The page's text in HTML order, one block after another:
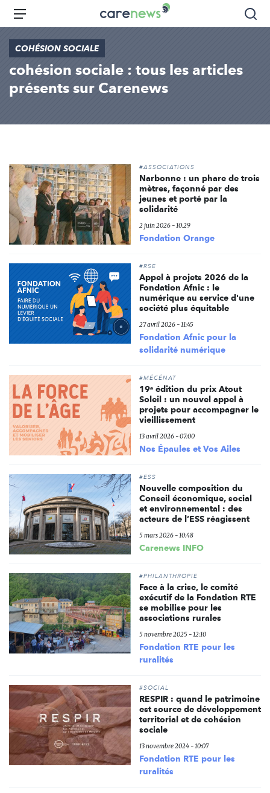
Aller
principal
Carenews,
Le
média
acteurs
de
l'engagement
Menu
COHÉSION SOCIALE
cohésion sociale : tous les articles
présents sur Carenews
#ASSOCIATIONS
Narbonne : un phare de trois
mètres, façonné par des
jeunes et porté par la
solidarité
2 juin 2026 - 10:29
Fondation Orange
#RSE
Appel à projets 2026 de la
Fondation Afnic : le
numérique au service d'une
société plus équitable
27 avril 2026 - 11:45
Fondation Afnic pour la
solidarité numérique
#MÉCÉNAT
19ᵉ édition du prix Atout
Soleil : un nouvel appel à
projets pour accompagner le
vieillissement
13 avril 2026 - 07:00
Nos Épaules et Vos Ailes
#ESS
Nouvelle composition du
Conseil économique, social
et environnemental : des
acteurs de l’ESS réagissent
5 mars 2026 - 10:48
Carenews INFO
#PHILANTHROPIE
Face à la crise, le comité
exécutif de la Fondation RTE
se mobilise pour les
associations rurales
5 novembre 2025 - 12:10
Fondation RTE pour les
ruralités
#SOCIAL
RESPIR : quand le patrimoine
est source de développement
territorial et de cohésion
sociale
13 novembre 2024 - 10:07
Fondation RTE pour les
ruralités